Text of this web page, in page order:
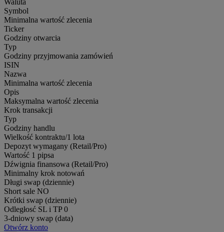
Symbol
Minimalna wartość zlecenia
Ticker
Godziny otwarcia
Typ
Godziny przyjmowania zamówień
ISIN
Nazwa
Minimalna wartość zlecenia
Opis
Maksymalna wartość zlecenia
Krok transakcji
Typ
Godziny handlu
Wielkość kontraktu/1 lota
Depozyt wymagany (Retail/Pro)
Wartość 1 pipsa
Dźwignia finansowa (Retail/Pro)
Minimalny krok notowań
Długi swap (dziennie)
Short sale NO
Krótki swap (dziennie)
Odległosć SL i TP 0
3-dniowy swap (data)
Otwórz konto